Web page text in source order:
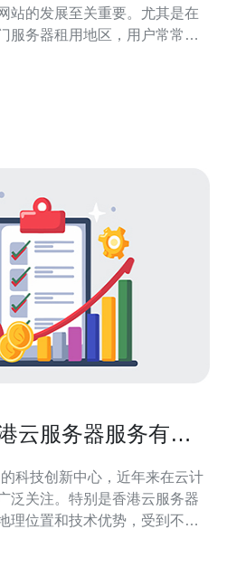
站的发展至关重要。尤其是在
服务器租用地区，用户常常面
，无论是性能、价格还是稳定
云服务器服务有哪
泛关注。特别是香港云服务器
理位置和技术优势，受到不少
势如何帮助企业提升业务效